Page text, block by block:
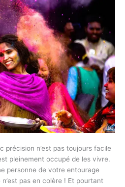
précision n’est pas toujours facile
pleinement occupé de les vivre.
personne de votre entourage
pas en colère ! Et pourtant